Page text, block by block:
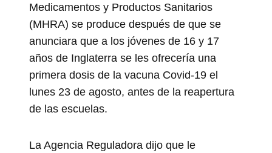
Medicamentos y Productos Sanitarios
(MHRA) se produce después de que se
anunciara que a los jóvenes de 16 y 17
años de Inglaterra se les ofrecería una
primera dosis de la vacuna Covid-19 el
lunes 23 de agosto, antes de la reapertura
de las escuelas.
La Agencia Reguladora dijo que le